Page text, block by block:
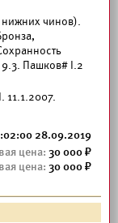
нижних чинов).
Пашков# I.2
11.1.2007.
28.09.2019
30 000
30 000